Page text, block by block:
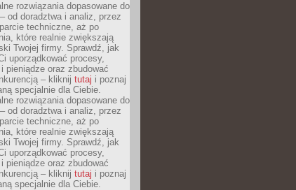
rozwiązania dopasowane do
od doradztwa i analiz, przez
techniczne, aż po
które realnie zwiększają
Twojej firmy. Sprawdź, jak
uporządkować procesy,
pieniądze oraz zbudować
– kliknij tutaj i poznaj
specjalnie dla Ciebie.
rozwiązania dopasowane do
od doradztwa i analiz, przez
techniczne, aż po
które realnie zwiększają
Twojej firmy. Sprawdź, jak
uporządkować procesy,
pieniądze oraz zbudować
– kliknij tutaj i poznaj
specjalnie dla Ciebie.